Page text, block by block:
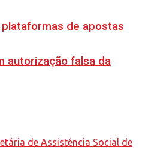
de apostas
autorização falsa da